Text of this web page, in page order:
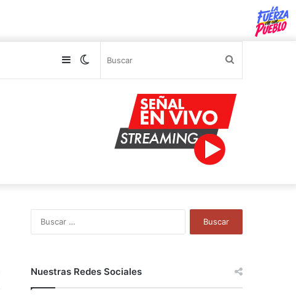
Switch
Sidebar
Nuestras Redes Sociales